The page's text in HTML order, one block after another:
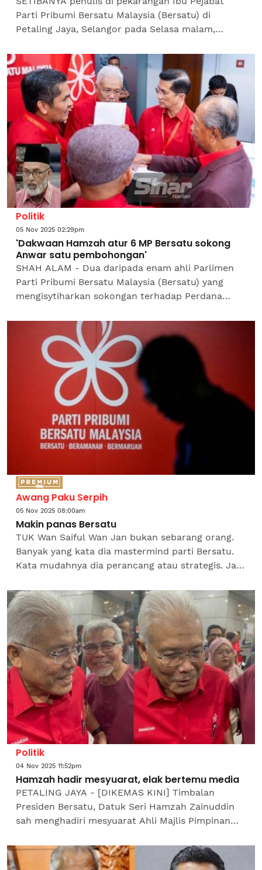
Parti Pribumi Bersatu Malaysia (Bersatu) di
Petaling Jaya, Selangor pada Selasa malam,
menyambut ketua...
Politik
05 Nov 2025 02:29pm
'Dakwaan Hamzah atur 6 MP Bersatu sokong
Anwar satu pembohongan'
SHAH ALAM - Dua daripada enam ahli Parlimen
Parti Pribumi Bersatu Malaysia (Bersatu) yang
mengisytiharkan sokongan terhadap Perdana
dakwaan kononnya...
Awang Paku Serpih
05 Nov 2025 08:00am
Makin panas Bersatu
TUK Wan Saiful Wan Jan bukan sebarang orang.
Banyak yang kata dia mastermind parti Bersatu.
Kata mudahnya dia perancang atau strategis. Jadi
jangan harap...
Politik
04 Nov 2025 11:52pm
Hamzah hadir mesyuarat, elak bertemu media
PETALING JAYA - [DIKEMAS KINI] Timbalan
Presiden Bersatu, Datuk Seri Hamzah Zainuddin
sah menghadiri mesyuarat Ahli Majlis Pimpinan
Selasa.Bagaimanapun, Ketua...